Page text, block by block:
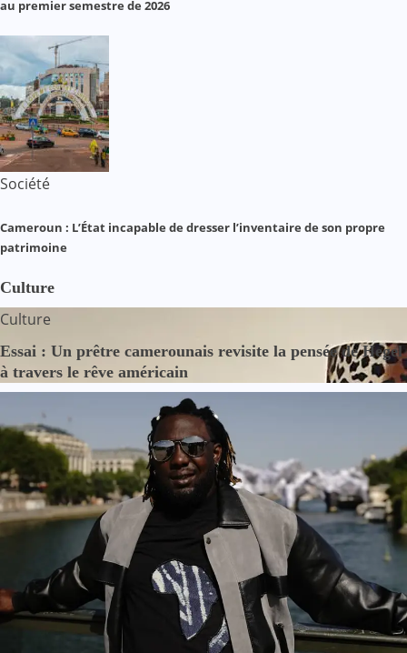
au premier semestre de 2026
Société
Cameroun : L’État incapable de dresser l’inventaire de son propre
patrimoine
Culture
Culture
Essai : Un prêtre camerounais revisite la pensée de Hegel
à travers le rêve américain